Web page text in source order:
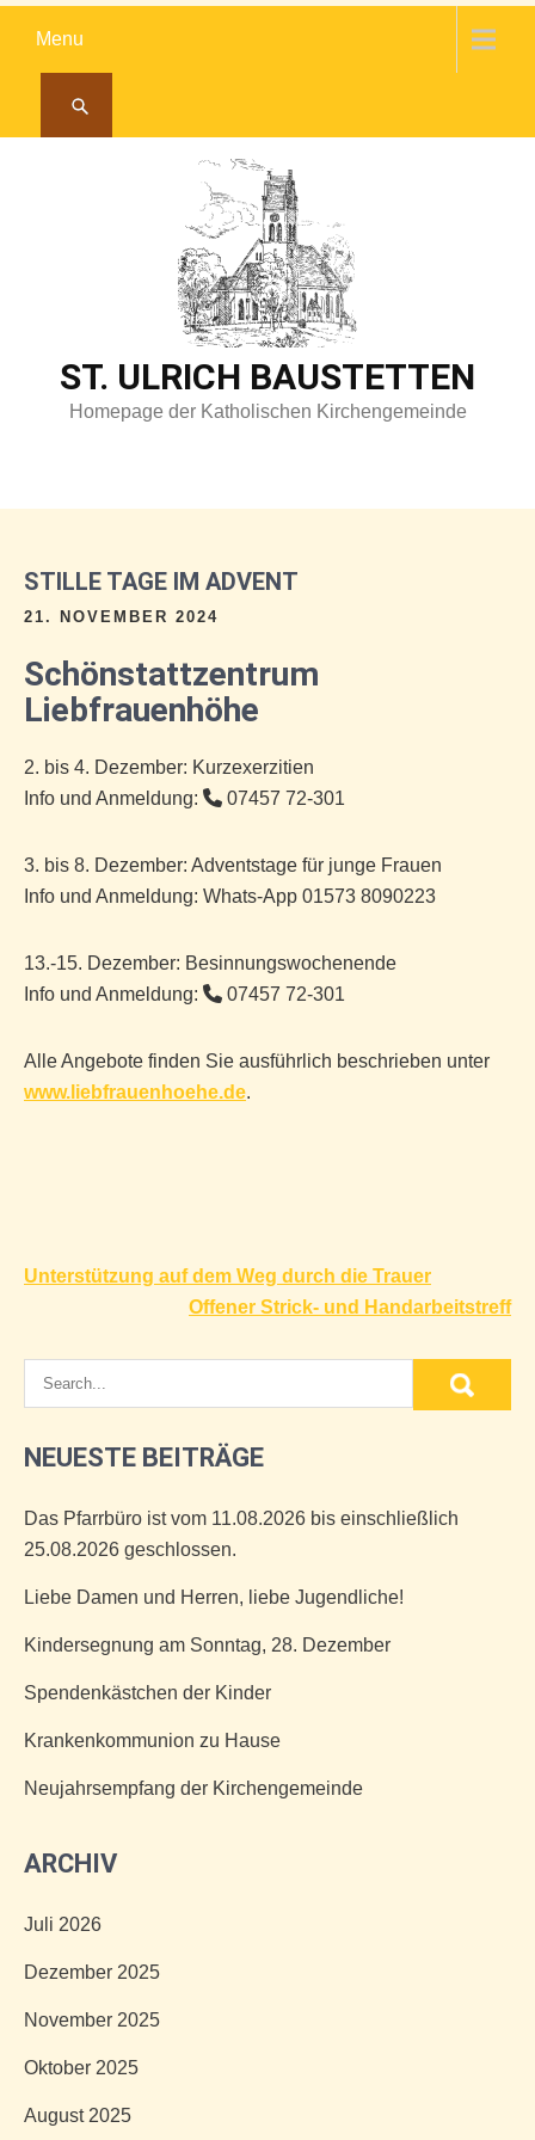
Menu
ST. ULRICH BAUSTETTEN
Homepage der Katholischen Kirchengemeinde
STILLE TAGE IM ADVENT
21. NOVEMBER 2024
Schönstattzentrum
Liebfrauenhöhe
2. bis 4. Dezember: Kurzexerzitien
Info und Anmeldung:
07457 72-301
3. bis 8. Dezember: Adventstage für junge Frauen
Info und Anmeldung: Whats-App 01573 8090223
13.-15. Dezember: Besinnungswochenende
Info und Anmeldung:
07457 72-301
Alle Angebote finden Sie ausführlich beschrieben unter
www.liebfrauenhoehe.de.
Beitragsnavigation
Unterstützung auf dem Weg durch die Trauer
Offener Strick- und Handarbeitstreff
NEUESTE BEITRÄGE
Das Pfarrbüro ist vom 11.08.2026 bis einschließlich
25.08.2026 geschlossen.
Liebe Damen und Herren, liebe Jugendliche!
Kindersegnung am Sonntag, 28. Dezember
Spendenkästchen der Kinder
Krankenkommunion zu Hause
Neujahrsempfang der Kirchengemeinde
ARCHIV
Juli 2026
Dezember 2025
November 2025
Oktober 2025
August 2025